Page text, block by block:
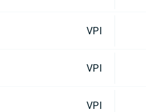
VPI
VPI
VPI